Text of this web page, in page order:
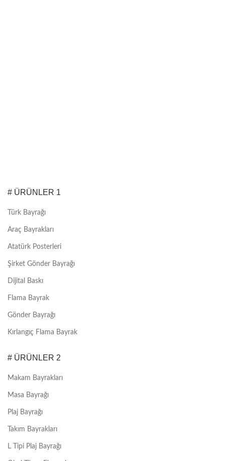
# ÜRÜNLER 1
Türk Bayrağı
Araç Bayrakları
Atatürk Posterleri
Şirket Gönder Bayrağı
Dijital Baskı
Flama Bayrak
Gönder Bayrağı
Kırlangıç Flama Bayrak
# ÜRÜNLER 2
Makam Bayrakları
Masa Bayrağı
Plaj Bayrağı
Takım Bayrakları
L Tipi Plaj Bayrağı